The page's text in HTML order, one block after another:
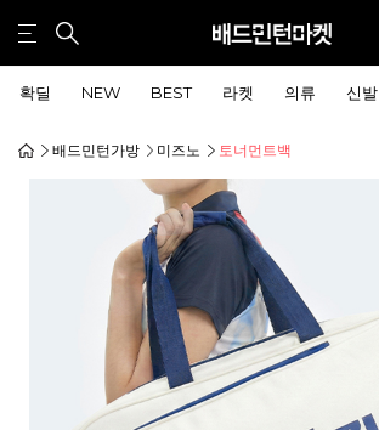
확딜 NEW BEST 라켓 의류 신발
배드민턴가방 미즈노 토너먼트백